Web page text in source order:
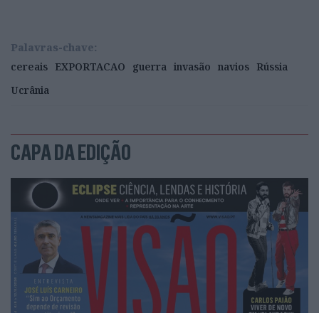
Palavras-chave:
cereais EXPORTACAO guerra invasão navios Rússia
Ucrânia
CAPA DA EDIÇÃO